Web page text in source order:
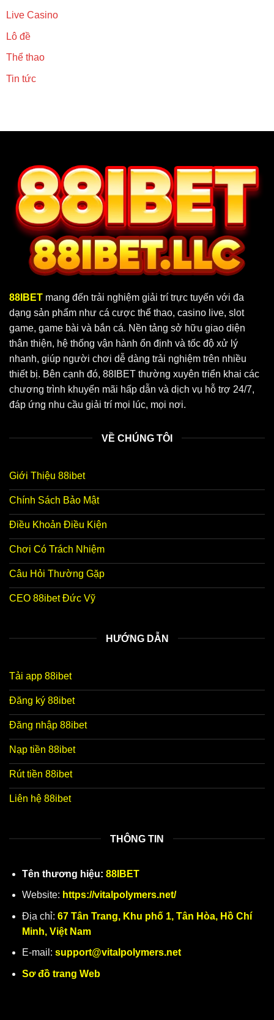
Live Casino
Lô đề
Thể thao
Tin tức
88IBET mang đến trải nghiệm giải trí trực tuyến với đa
dạng sản phẩm như cá cược thể thao, casino live, slot
game, game bài và bắn cá. Nền tảng sở hữu giao diện
thân thiện, hệ thống vận hành ổn định và tốc độ xử lý
nhanh, giúp người chơi dễ dàng trải nghiệm trên nhiều
thiết bị. Bên cạnh đó, 88IBET thường xuyên triển khai các
chương trình khuyến mãi hấp dẫn và dịch vụ hỗ trợ 24/7,
đáp ứng nhu cầu giải trí mọi lúc, mọi nơi.
VỀ CHÚNG TÔI
Giới Thiệu 88ibet
Chính Sách Bảo Mật
Điều Khoản Điều Kiện
Chơi Có Trách Nhiệm
Câu Hỏi Thường Gặp
CEO 88ibet Đức Vỹ
HƯỚNG DẪN
Tải app 88ibet
Đăng ký 88ibet
Đăng nhập 88ibet
Nạp tiền 88ibet
Rút tiền 88ibet
Liên hệ 88ibet
THÔNG TIN
Tên thương hiệu: 88IBET
Website: https://vitalpolymers.net/
Địa chỉ: 67 Tân Trang, Khu phố 1, Tân Hòa, Hồ Chí
Minh, Việt Nam
E-mail: support@vitalpolymers.net
Sơ đồ trang Web